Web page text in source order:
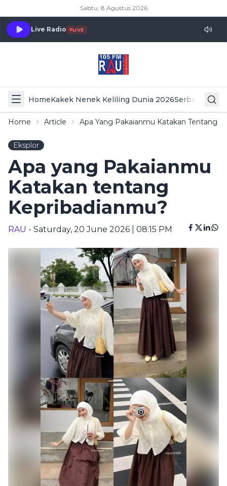
Sabtu, 8 Agustus 2026
Live Radio LIVE
HomeKakek Nenek Keliling Dunia 2026Serba Serbi
Home Article Apa Yang Pakaianmu Katakan Tentang
Eksplor
Apa yang Pakaianmu
Katakan tentang
Kepribadianmu?
RAU - Saturday, 20 June 2026 | 08:15 PM